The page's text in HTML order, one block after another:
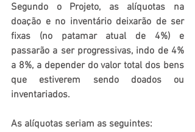
Segundo o Projeto, as alíquotas na
doação e no inventário deixarão de ser
fixas (no patamar atual de 4%) e
passarão a ser progressivas, indo de 4%
a 8%, a depender do valor total dos bens
que estiverem sendo doados ou
inventariados.
As alíquotas seriam as seguintes: